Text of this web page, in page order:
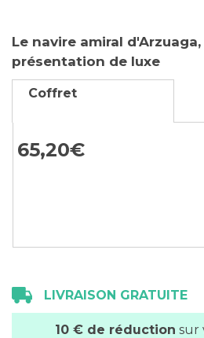
to
the
beginning
the
images
gallery
Le navire amiral
présentation de luxe
Coffret
65,20€
LIVRAISON GRATUITE
10 € de réduction sur